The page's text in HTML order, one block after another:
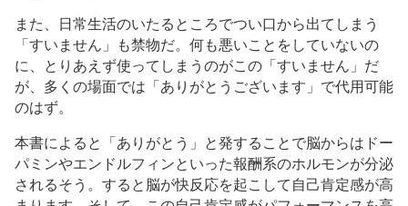
また、日常生活のいたるところでつい口から出てしまう
「すいません」も禁物だ。何も悪いことをしていないの
に、とりあえず使ってしまうのがこの「すいません」だ
が、多くの場面では「ありがとうございます」で代用可能
のはず。
本書によると「ありがとう」と発することで脳からはドー
パミンやエンドルフィンといった報酬系のホルモンが分泌
されるそう。すると脳が快反応を起こして自己肯定感が高